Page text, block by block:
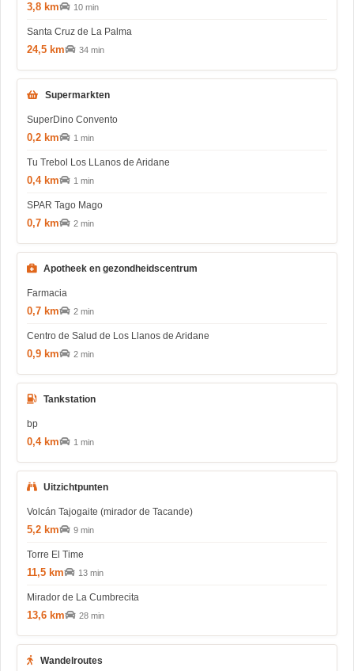
3,8 km 10 min
Santa Cruz de La Palma
24,5 km 34 min
Supermarkten
SuperDino Convento
0,2 km 1 min
Tu Trebol Los LLanos de Aridane
0,4 km 1 min
SPAR Tago Mago
0,7 km 2 min
Apotheek en gezondheidscentrum
Farmacia
0,7 km 2 min
Centro de Salud de Los Llanos de Aridane
0,9 km 2 min
Tankstation
bp
0,4 km 1 min
Uitzichtpunten
Volcán Tajogaite (mirador de Tacande)
5,2 km 9 min
Torre El Time
11,5 km 13 min
Mirador de La Cumbrecita
13,6 km 28 min
Wandelroutes